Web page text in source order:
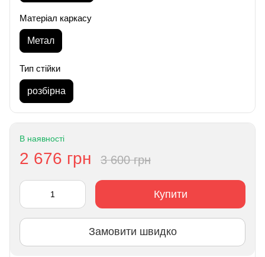
Матеріал каркасу
Метал
Тип стійки
розбірна
В наявності
2 676 грн 3 600 грн
Купити
Замовити швидко